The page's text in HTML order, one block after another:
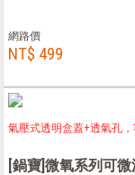
網路價
NT$ 499
氣壓式透明盒蓋+透氣孔
[鍋寶]微氧系列可